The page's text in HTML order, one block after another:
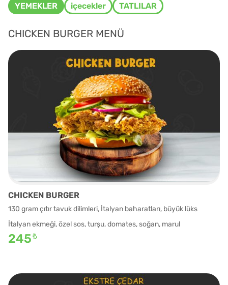
YEMEKLER içecekler TATLILAR
CHICKEN BURGER MENÜ
CHICKEN BURGER
130 gram çıtır tavuk dilimleri, İtalyan baharatları, büyük lüks
İtalyan ekmeği, özel sos, turşu, domates, soğan, marul
245₺